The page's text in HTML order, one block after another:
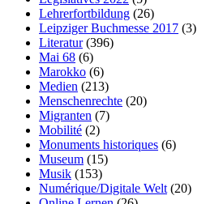
Lehrerfortbildung (26)
Leipziger Buchmesse 2017 (3)
Literatur(396)
Mai 68 (6)
Marokko (6)
Medien (213)
Menschenrechte (20)
Migranten (7)
Mobilité (2)
Monuments historiques (6)
Museum (15)
Musik (153)
Numérique/Digitale Welt (20)